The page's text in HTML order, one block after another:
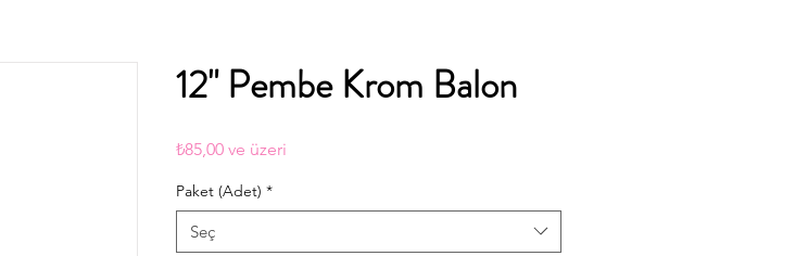
12" Pembe Krom Balon
₺85,00 ve üzeri
Paket (Adet) *
Seç